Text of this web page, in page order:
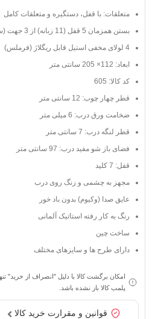
متعلقات: با قفل، دستگیره و متعلقات کامل
بستن همزمان 5 قفل (11 زبانه) از 3 جهت (سیستم مولتی قفل)
4 لولای مخفی استیل قابل ریگلاژ (فرملس)
ابعاد: 112× 205 سانتی متر
کد کالا: 605
قطر چهار چوب: 12 سانتی متر
ضخامت ورق درب: 6 میلی متر
قطر لنگه درب: 7 سانتی متر
فضای باز شو مفید درب: 97 سانتی متر
قفل: 7 کلید
مجهز به چشمی و زنگ روی درب
عایق صدا (وکیوم) بدون باد خور
رنگ به کار رفته استاتیک آلمانی
ساخت چین
دارای طرح ها و سایزهای مختلف
امکان برگشت کالا با دلیل "انصراف از خرید"
پلمب کالا باز نشده باشد.
قوانین و مقرارت خرید کالا